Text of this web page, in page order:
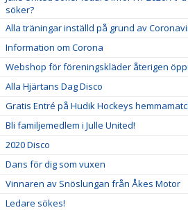
söker?
Alla träningar inställd på grund av
Information om Corona
Webshop för föreningskläder återigen
Alla Hjärtans Dag Disco
Gratis Entré på Hudik Hockeys
Bli familjemedlem i Julle United!
2020 Disco
Dans för dig som vuxen
Vinnaren av Snöslungan från Åkes Motor
Ledare sökes!